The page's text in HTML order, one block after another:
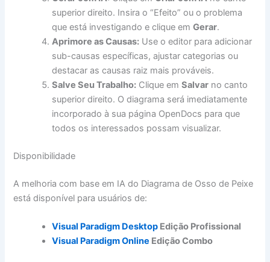
superior direito. Insira o “Efeito” ou o problema
que está investigando e clique emGerar.
Aprimore as Causas: Use o editor para adicionar
sub-causas específicas, ajustar categorias ou
destacar as causas raiz mais prováveis.
Salve Seu Trabalho: Clique emSalvar no canto
superior direito. O diagrama será imediatamente
incorporado à sua página OpenDocs para que
todos os interessados possam visualizar.
Disponibilidade
A melhoria com base em IA do Diagrama de Osso de Peixe
está disponível para usuários de:
Visual Paradigm Desktop Edição Profissional
Visual Paradigm Online Edição Combo